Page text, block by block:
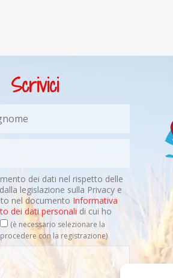
Scrivici
dei dati nel rispetto delle
legislazione sulla Privacy e
nel documento Informativa
dei dati personali di cui ho
(è necessario selezionare la
con la registrazione)